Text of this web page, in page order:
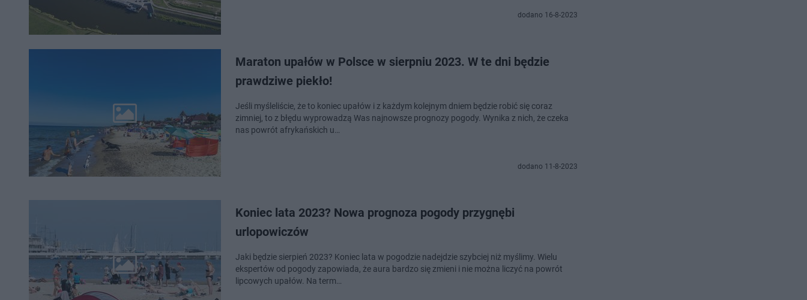
dodano 16-8-2023
Maraton upałów w Polsce w sierpniu 2023. W te dni będzie
prawdziwe piekło!
Jeśli myśleliście, że to koniec upałów i z każdym kolejnym dniem będzie robić się coraz
zimniej, to z błędu wyprowadzą Was najnowsze prognozy pogody. Wynika z nich, że czeka
nas powrót afrykańskich u…
dodano 11-8-2023
Koniec lata 2023? Nowa prognoza pogody przygnębi
urlopowiczów
Jaki będzie sierpień 2023? Koniec lata w pogodzie nadejdzie szybciej niż myślimy. Wielu
ekspertów od pogody zapowiada, że aura bardzo się zmieni i nie można liczyć na powrót
lipcowych upałów. Na term…